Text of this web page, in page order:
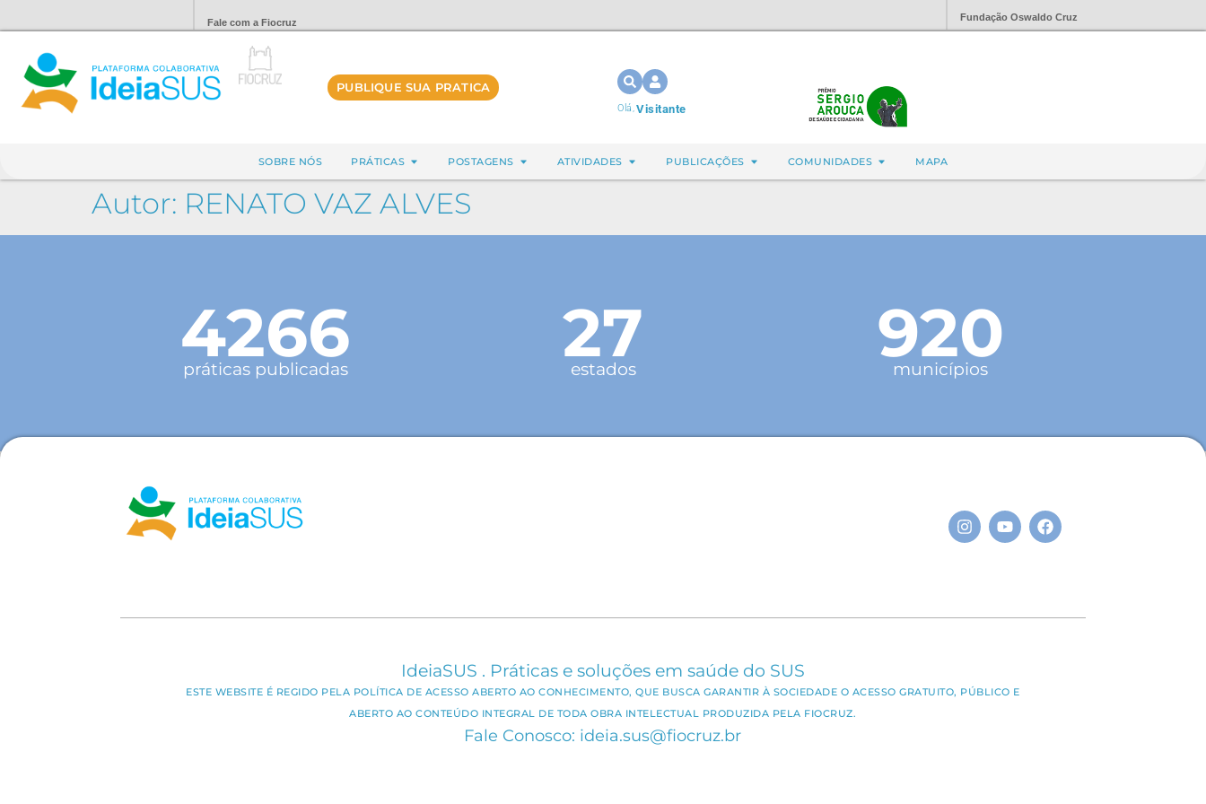
Fale com a Fiocruz Fundação Oswaldo Cruz
PUBLIQUE SUA PRATICA
Olá,Visitante
SOBRE NÓS PRÁTICAS POSTAGENS ATIVIDADES PUBLICAÇÕES COMUNIDADES MAPA
Autor: RENATO VAZ ALVES
4266
práticas publicadas 27
estados 920
municípios
IdeiaSUS . Práticas e soluções em saúde do SUS
ESTE WEBSITE É REGIDO PELA POLÍTICA DE ACESSO ABERTO AO CONHECIMENTO, QUE BUSCA GARANTIR À SOCIEDADE O ACESSO GRATUITO, PÚBLICO E
ABERTO AO CONTEÚDO INTEGRAL DE TODA OBRA INTELECTUAL PRODUZIDA PELA FIOCRUZ.
Fale Conosco: ideia.sus@fiocruz.br